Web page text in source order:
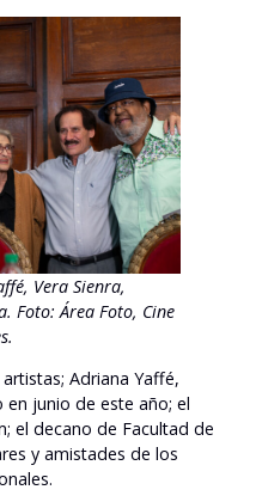
Vera Sienra,
Foto: Área Foto, Cine
Adriana Yaffé,
en junio de este año; el
el decano de Facultad de
y amistades de los